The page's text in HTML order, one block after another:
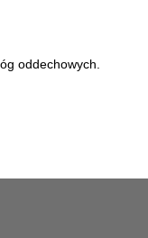
oddechowych.